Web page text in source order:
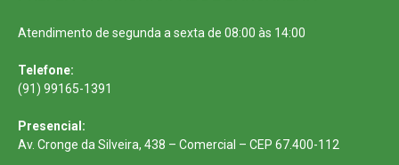
Atendimento de segunda a sexta de 08:00 às 14:00
Telefone:
(91) 99165-1391
Presencial:
Av. Cronge da Silveira, 438 – Comercial – CEP 67.400-112